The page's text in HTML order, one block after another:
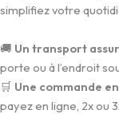
simplifiez votre
🚚 Un transport
porte ou à l’endroit
🛒 Une commande
payez en ligne, 2x ou